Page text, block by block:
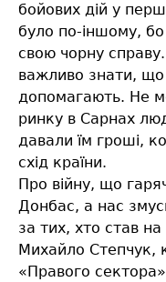
бойових дій у
було по-іншому,
свою чорну
важливо знати, що
допомагають. Не
ринку в Сарнах
давали їм гроші,
схід країни.
Про війну, що
Донбас, а нас
за тих, хто став
Михайло Степчук,
«Правого